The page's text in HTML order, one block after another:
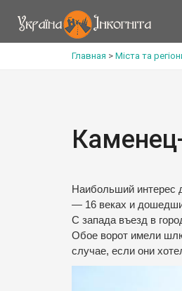
Главная > Міста та
Наибольший интерес
— 16 веках и
С запада въезд в
Обое ворот имели
случае, если они